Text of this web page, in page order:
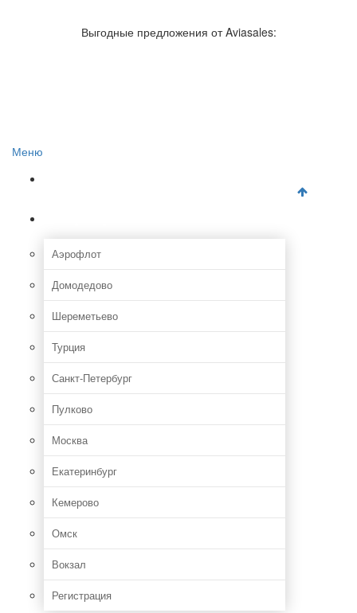
Отзывы об авиакомпаниях
Отзывы об аэропортах
Выгодные предложения от Aviasales:
Меню
Аэрофлот
Домодедово
Шереметьево
Турция
Санкт-Петербург
Пулково
Москва
Екатеринбург
Кемерово
Омск
Вокзал
Регистрация